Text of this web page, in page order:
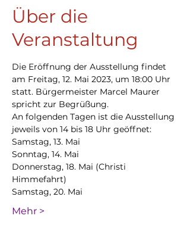
Über die
Veranstaltung
Die Eröffnung der Ausstellung findet
am Freitag, 12. Mai 2023, um 18:00 Uhr
statt. Bürgermeister Marcel Maurer
spricht zur Begrüßung.
An folgenden Tagen ist die Ausstellung
jeweils von 14 bis 18 Uhr geöffnet:
Samstag, 13. Mai
Sonntag, 14. Mai
Donnerstag, 18. Mai (Christi
Himmefahrt)
Samstag, 20. Mai
Mehr >